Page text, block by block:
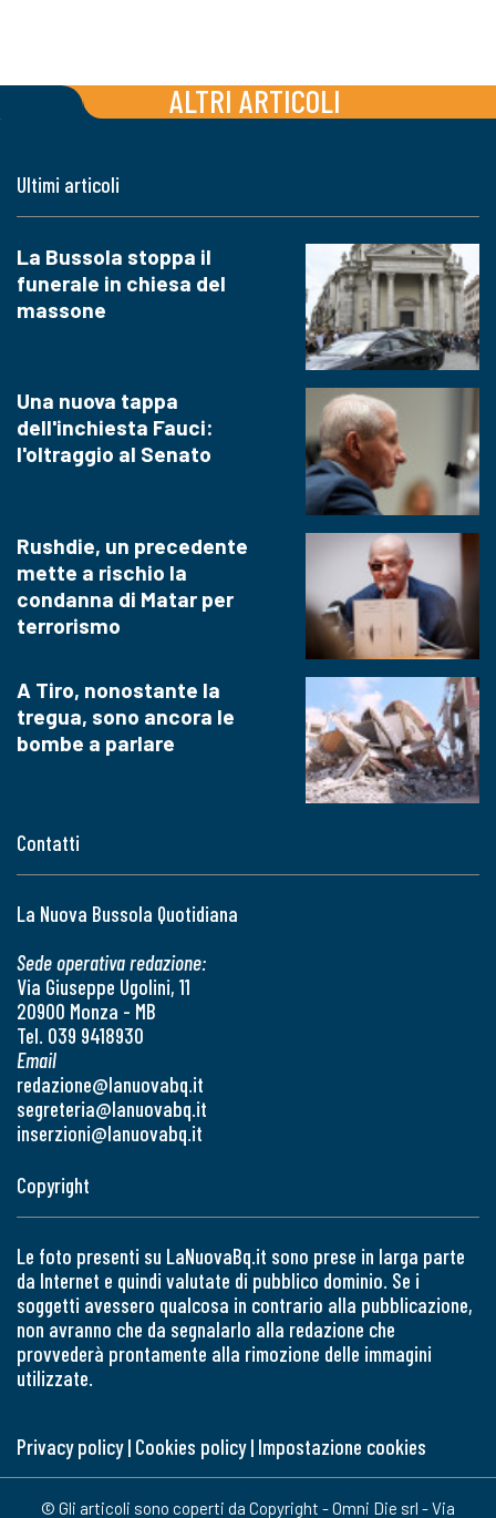
ALTRI ARTICOLI
Contatti
La Nuova Bussola Quotidiana
Sede operativa redazione:
Via Giuseppe Ugolini, 11
20900 Monza - MB
Tel. 039 9418930
Email
redazione@lanuovabq.it
segreteria@lanuovabq.it
inserzioni@lanuovabq.it
Ultimi articoli
La Bussola stoppa il
funerale in chiesa del
massone
Una nuova tappa
dell'inchiesta Fauci:
l'oltraggio al Senato
Rushdie, un precedente
mette a rischio la
condanna di Matar per
terrorismo
A Tiro, nonostante la
tregua, sono ancora le
bombe a parlare
Copyright
Le foto presenti su LaNuovaBq.it sono prese in larga parte
da Internet e quindi valutate di pubblico dominio. Se i
soggetti avessero qualcosa in contrario alla pubblicazione,
non avranno che da segnalarlo alla redazione che
provvederà prontamente alla rimozione delle immagini
utilizzate.
Privacy policy| Cookies policy| Impostazione cookies
© Gli articoli sono coperti da Copyright - Omni Die srl - Via